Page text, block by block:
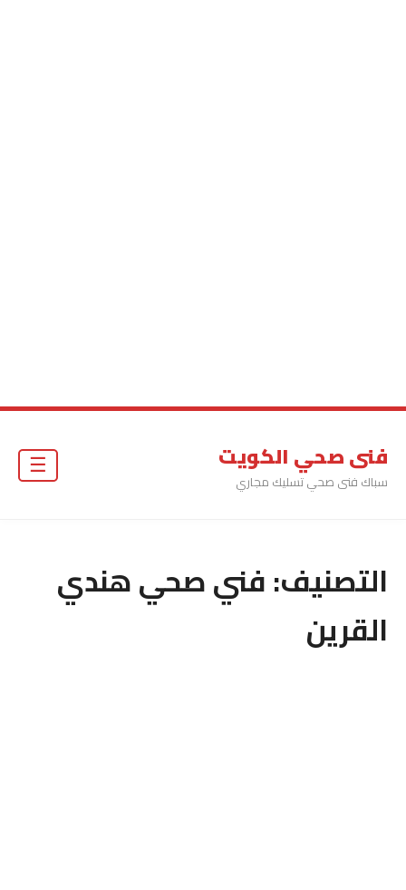
فنى صحي الكويت
سباك فنى صحي تسليك مجاري
التصنيف:فني صحي هندي
القرين